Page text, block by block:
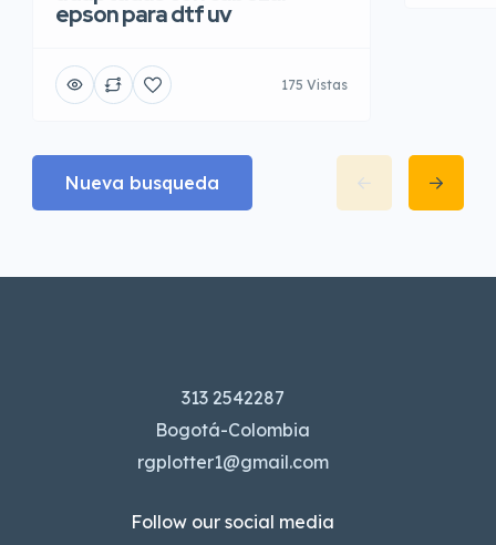
epson para dtf uv
175 Vistas
Nueva busqueda
313 2542287
Bogotá-Colombia
rgplotter1@gmail.com
Follow our social media